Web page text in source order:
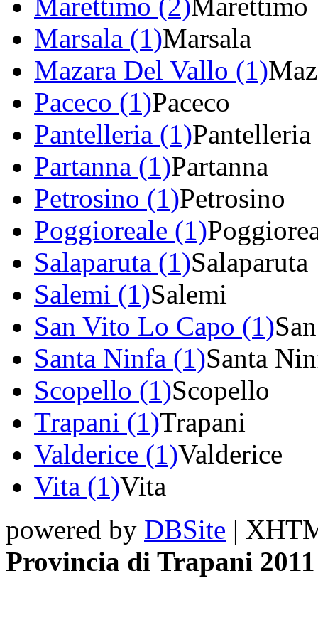
Marettimo (2)Marettimo
Marsala (1)Marsala
Mazara Del Vallo (1)
Paceco (1)Paceco
Pantelleria (1)Pantelleria
Partanna (1)Partanna
Petrosino (1)Petrosino
Poggioreale (1)
Salaparuta (1)Salaparuta
Salemi (1)Salemi
San Vito Lo Capo (1)
Santa Ninfa (1)Santa
Scopello (1)Scopello
Trapani (1)Trapani
Valderice (1)Valderice
Vita (1)Vita
powered by DBSite |
Provincia di Trapani 2011